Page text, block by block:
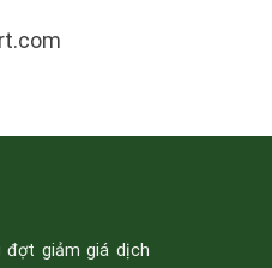
đợt giảm giá dịch